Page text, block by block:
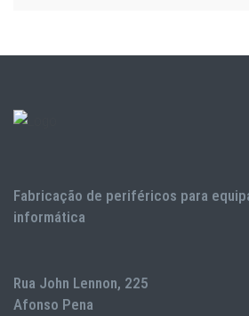
Fabricação de periféricos para
informática
Rua John Lennon, 225
Afonso Pena